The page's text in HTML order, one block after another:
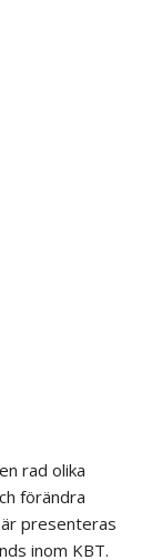
rad olika
förändra
presenteras
inom KBT.